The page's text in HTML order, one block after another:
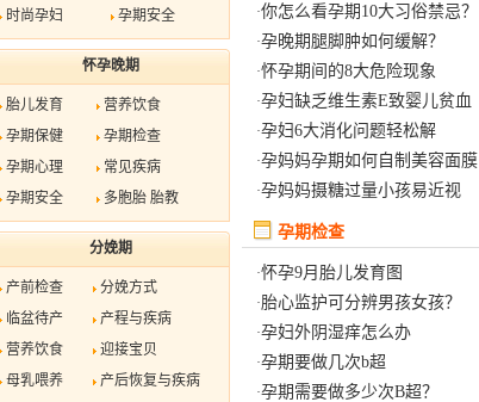
时尚孕妇
孕期安全
怀孕晚期
胎儿发育
营养饮食
孕期保健
孕期检查
孕期心理
常见疾病
孕期安全
多胞胎 胎教
分娩期
产前检查
分娩方式
临盆待产
产程与疾病
营养饮食
迎接宝贝
母乳喂养
产后恢复与疾病
·你怎么看孕期10大习俗禁忌？
·孕晚期腿脚肿如何缓解？
·怀孕期间的8大危险现象
·孕妇缺乏维生素E致婴儿贫血
·孕妇6大消化问题轻松解
·孕妈妈孕期如何自制美容面膜
·孕妈妈摄糖过量小孩易近视
孕期检查
·怀孕9月胎儿发育图
·胎心监护可分辨男孩女孩？
·孕妇外阴湿痒怎么办
·孕期要做几次b超
·孕期需要做多少次B超？